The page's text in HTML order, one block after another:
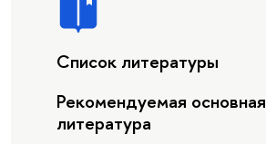
Список литературы
Рекомендуемая основная
литература